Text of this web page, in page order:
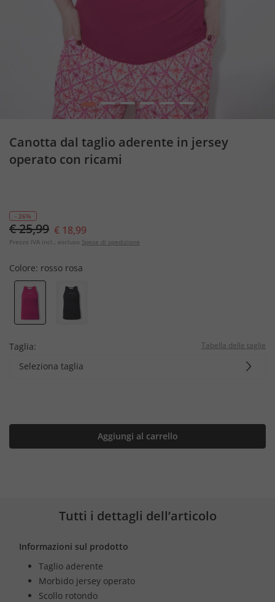
1 2 3 4 5 6
Canotta dal taglio aderente in jersey
operato con ricami
- 26%
€ 25,99 € 18,99
Prezzo IVA incl., escluso Spese di spedizione
Colore: rosso rosa
Taglia: Tabella delle taglie
Seleziona taglia
Aggiungi al carrello
Tutti i dettagli dell’articolo
Informazioni sul prodotto
Taglio aderente
Morbido jersey operato
Scollo rotondo